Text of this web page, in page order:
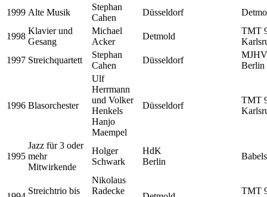
1999 Alte Musik
Stephan
Cahen
Düsseldorf
1998
Klavier und
Gesang
Michael
Acker
Detmold
TMT
1997 Streichquartett
Stephan
Cahen
Düsseldorf
MJHV
Berlin
1996 Blasorchester
Ulf
Herrmann
und Volker
Henkels
Hanjo
Maempel
Düsseldorf
TMT
1995
Jazz für 3 oder
mehr
Mitwirkende
Holger
Schwark
HdK
Berlin
Streichtrio bis
Nikolaus
Radecke
TMT